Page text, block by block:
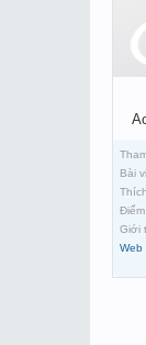
Bài
Giới
Web